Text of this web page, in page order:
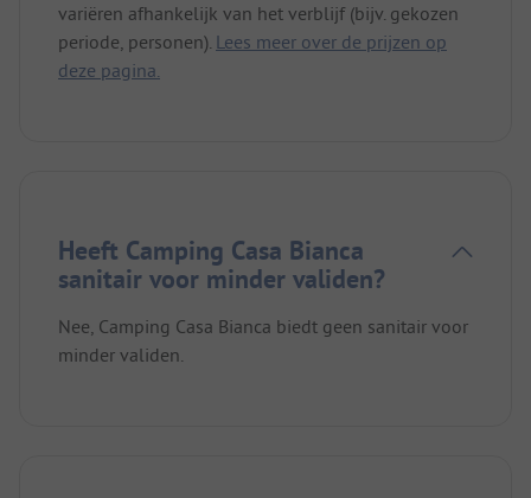
variëren afhankelijk van het verblijf (bijv. gekozen
periode, personen). Lees meer over de prijzen op
deze pagina.
Heeft Camping Casa Bianca
sanitair voor minder validen?
Nee, Camping Casa Bianca biedt geen sanitair voor
minder validen.